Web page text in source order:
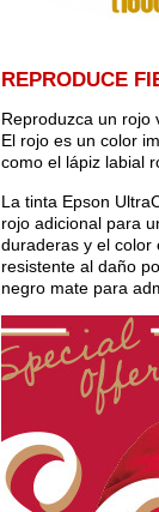
REPRODUCE
Reproduzca un rojo
El rojo es un color
como el lápiz labial
La tinta Epson
rojo adicional para
duraderas y el color
resistente al daño
negro mate para